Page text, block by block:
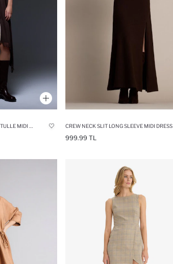
CREW NECK SLIT LONG SLEEVE MIDI DRESS
999.99 TL